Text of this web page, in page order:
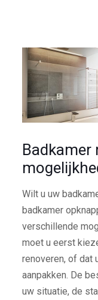
Badkamer
Wilt u uw
badkamer
verschillende
moet u eerst
renoveren, of dat
aanpakken. De
uw situatie, de